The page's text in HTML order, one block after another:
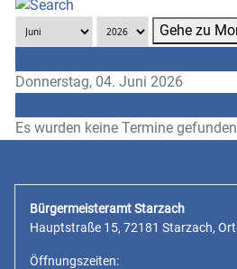
Gehe zu
Donnerstag, 04. Juni 2026
Es wurden keine Termine gefunden
Bürgermeisteramt Starzach
Hauptstraße 15, 72181 Starzach,
Öffnungszeiten: